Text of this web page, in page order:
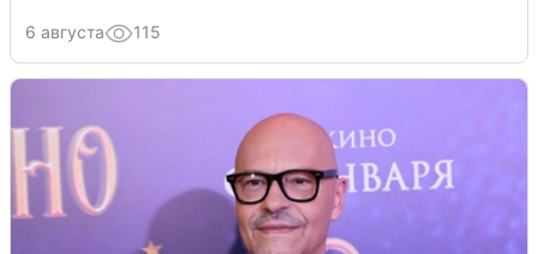
6 августа 115